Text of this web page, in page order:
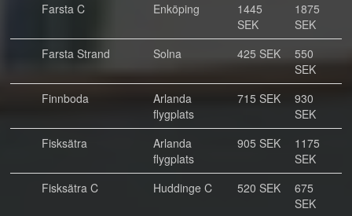
Farsta C
Enköping
1445
SEK
1875
SEK
Farsta Strand
Solna 425 SEK
550
SEK
Finnboda
Arlanda
flygplats
715 SEK
930
SEK
Fisksätra
Arlanda
flygplats
905 SEK
1175
SEK
Fisksätra C
Huddinge C 520 SEK
675
SEK